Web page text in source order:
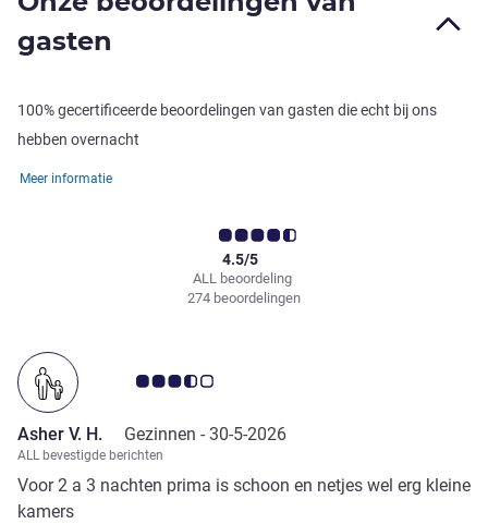
gasten
100% gecertificeerde beoordelingen van gasten die echt bij ons
hebben overnacht
Meer informatie
ALL beoordeling
4.5/5
274 beoordelingen
Avis-klantbeoordeling 3.5/5
Asher V. H. Gezinnen - 30-5-2026
ALL bevestigde berichten
Voor 2 a 3 nachten prima is schoon en netjes wel erg kleine
kamers